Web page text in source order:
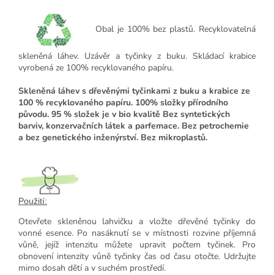
Obal je 100% bez plastů. Recyklovatelná
skleněná láhev. Uzávěr a tyčinky z buku. Skládací krabice
vyrobená ze 100% recyklovaného papíru.
Skleněná láhev s dřevěnými tyčinkami z buku a krabice ze
100 % recyklovaného papíru. 100% složky přírodního
původu. 95 % složek je v bio kvalitě Bez syntetických
barviv, konzervačních látek a parfemace. Bez petrochemie
a bez genetického inženýrství. Bez mikroplastů.
Použití:
Otevřete skleněnou lahvičku a vložte dřevěné tyčinky do
vonné esence. Po nasáknutí se v místnosti rozvine příjemná
vůně, jejíž intenzitu můžete upravit počtem tyčinek. Pro
obnovení intenzity vůně tyčinky čas od času otočte. Udržujte
mimo dosah dětí a v suchém prostředí.